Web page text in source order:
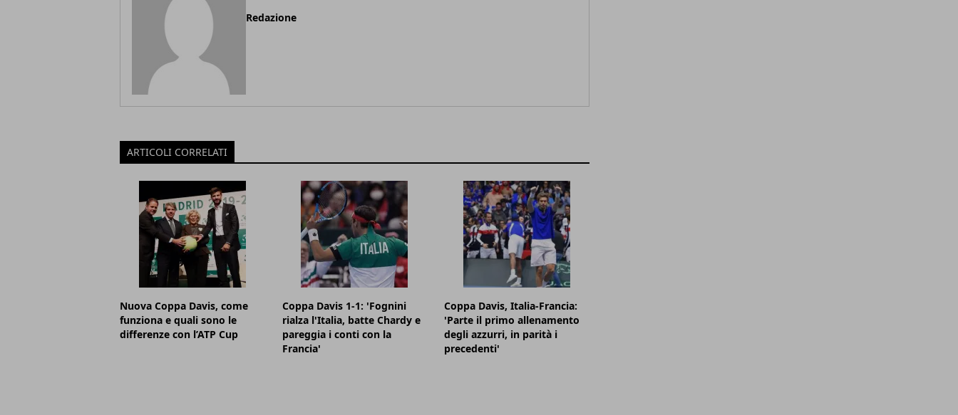
Redazione
ARTICOLI CORRELATI
Nuova Coppa Davis, come
funziona e quali sono le
differenze con l’ATP Cup
Coppa Davis 1-1: 'Fognini
rialza l'Italia, batte Chardy e
pareggia i conti con la
Francia'
Coppa Davis, Italia-Francia:
'Parte il primo allenamento
degli azzurri, in parità i
precedenti'